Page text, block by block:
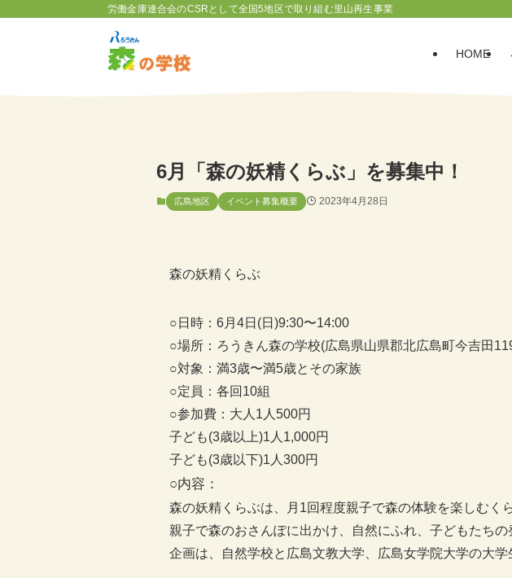
労働金庫連合会のCSRとして全国5地区で取り組む里山再生事業
HOME
6月「森の妖精くらぶ」を募集中！
広島地区 イベント募集概要 2023年4月28日
森の妖精くらぶ
○日時：6月4日(日)9:30〜14:00
○場所：ろうきん森の学校(広島県山県郡北広島町今吉田
○対象：満3歳〜満5歳とその家族
○定員：各回10組
○参加費：大人1人500円
子ども(3歳以上)1人1,000円
子ども(3歳以下)1人300円
○内容：
森の妖精くらぶは、月1回程度親子で森の体験を楽しむく
親子で森のおさんぽに出かけ、自然にふれ、子どもたちの
企画は、自然学校と広島文教大学、広島女学院大学の大学